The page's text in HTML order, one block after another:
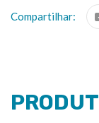
Compartilhar: